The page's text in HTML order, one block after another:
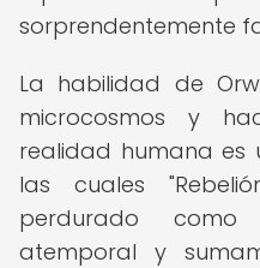
sorprendentemente
La habilidad de
microcosmos y
realidad humana es
las cuales
perdurado
atemporal y